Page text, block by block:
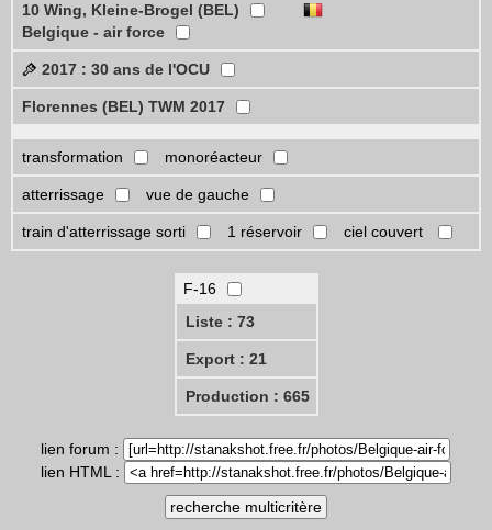
10 Wing, Kleine-Brogel (BEL)
Belgique - air force
2017 : 30 ans de l'OCU
Florennes (BEL) TWM 2017
transformation monoréacteur
atterrissage vue de gauche
train d'atterrissage sorti 1 réservoir ciel couvert
F-16
Liste : 73
Export : 21
Production : 665
lien forum :
lien HTML :